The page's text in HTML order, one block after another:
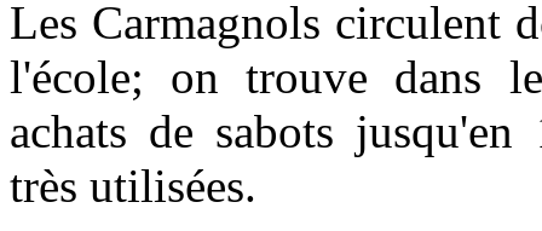
Les Carmagnols circulent
l'école; on trouve dans
achats de sabots
très utilisées.